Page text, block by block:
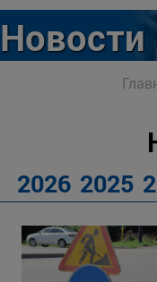
Новости
2026 2025